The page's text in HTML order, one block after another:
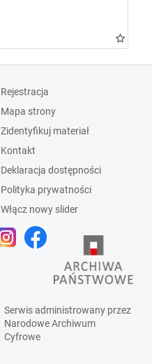
Rejestracja
Mapa strony
Zidentyfikuj materiał
Kontakt
Deklaracja dostępności
Polityka prywatności
Włącz nowy slider
Serwis administrowany przez
Narodowe Archiwum
Cyfrowe